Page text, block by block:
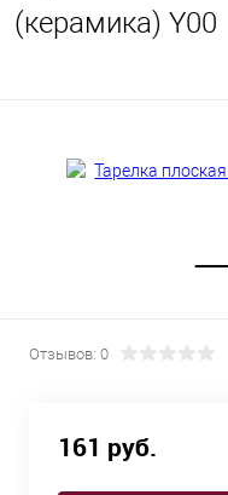
(керамика) Y00
Отзывов: 0
161 руб.